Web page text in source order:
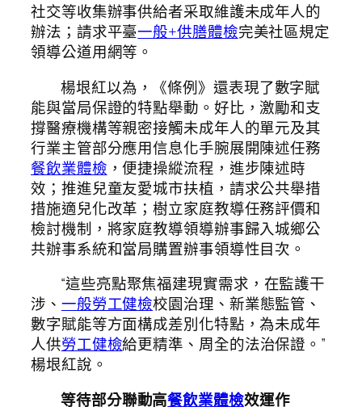
社交等收集辦事供給者采取維護未成年人的
辦法；請求平臺一般+供膳體檢完美社區規定
領導公道用網等。
楊垠紅以為，《條例》還表現了數字賦
能與當局保證的特點舉動。好比，激勵和支
撐醫療機構等親密接觸未成年人的單元及其
行業主管部分應用信息化手腕展開陳述任務
餐飲業體檢 ，便捷操縱流程，進步陳述時
效；推進兒童友愛城市扶植，請求公共舉措
措施適兒化改革；樹立家庭教導任務評價和
檢討機制，將家庭教導領導辦事歸入城鄉公
共辦事系統和當局購置辦事領導性目次。
“這些亮點聚焦福建現實需求，在監護干
涉、 一般勞工健檢校園治理、新業態監管、
數字賦能等方面構成差別化特點，為未成年
人供勞工健檢給更精準、周全的法治保證。”
楊垠紅說。
等待部分聯動高餐飲業體檢效運作